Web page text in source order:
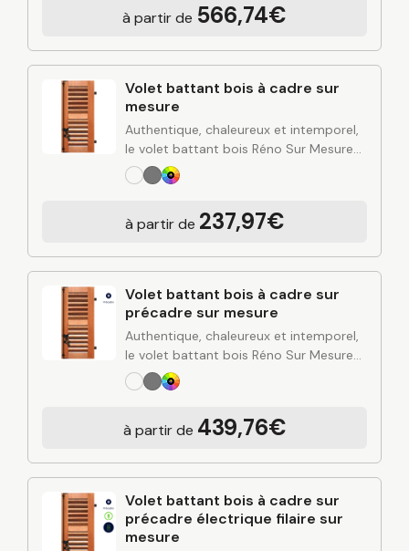
mesure…
à partir de 566,74€
Volet battant bois à cadre sur
mesure
Authentique, chaleureux et intemporel,
le volet battant bois Réno Sur Mesure
apporte du cachet à votre façade tout
en renforçant l’isolation et la protection
mesure…
à partir de 237,97€
Volet battant bois à cadre sur
précadre sur mesure
Authentique, chaleureux et intemporel,
le volet battant bois Réno Sur Mesure
apporte du cachet à votre façade tout
en renforçant l’isolation et la protection
mesure…
à partir de 439,76€
Volet battant bois à cadre sur
précadre électrique filaire sur
mesure